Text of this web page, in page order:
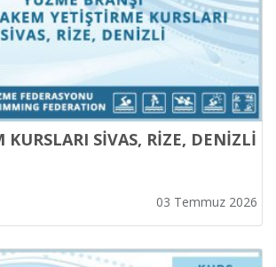
KURSLARI SİVAS, RİZE, DENİZLİ
03 Temmuz 2026